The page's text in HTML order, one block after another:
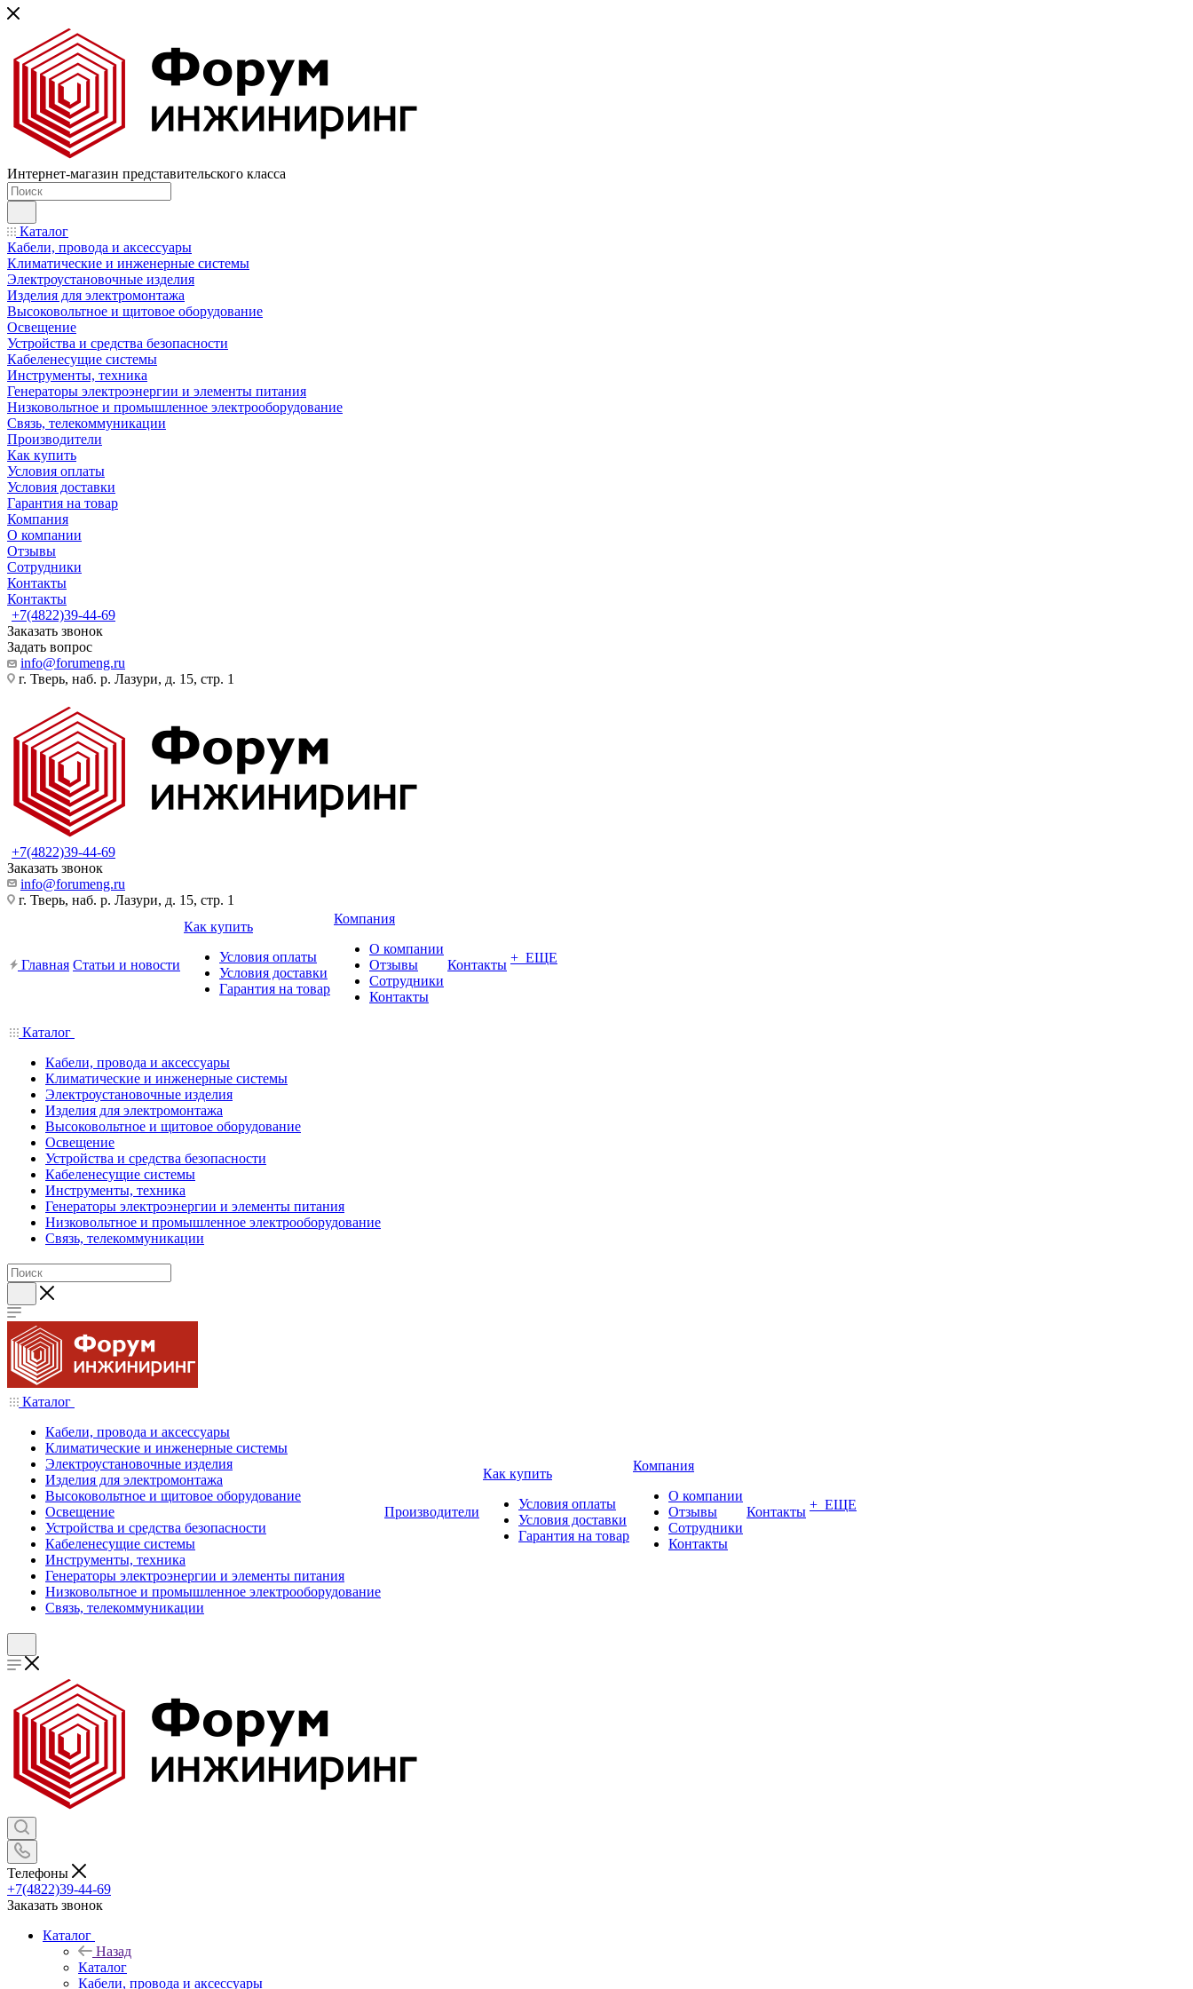
Интернет-магазин представительского класса
Каталог
Кабели, провода и аксессуары
Климатические и инженерные системы
Электроустановочные изделия
Изделия для электромонтажа
Высоковольтное и щитовое оборудование
Освещение
Устройства и средства безопасности
Кабеленесущие системы
Инструменты, техника
Генераторы электроэнергии и элементы питания
Низковольтное и промышленное электрооборудование
Связь, телекоммуникации
Производители
Как купить
Условия оплаты
Условия доставки
Гарантия на товар
Компания
О компании
Отзывы
Сотрудники
Контакты
Контакты
+7(4822)39-44-69
Заказать звонок
Задать вопрос
info@forumeng.ru
г. Тверь, наб. р. Лазури, д. 15, стр. 1
+7(4822)39-44-69
Заказать звонок
info@forumeng.ru
г. Тверь, наб. р. Лазури, д. 15, стр. 1
Главная Статьи и новости
Как купить
Условия оплаты
Условия доставки
Гарантия на товар
Компания
О компании
Отзывы
Сотрудники
Контакты
Контакты + ЕЩЕ
Каталог
Кабели, провода и аксессуары
Климатические и инженерные системы
Электроустановочные изделия
Изделия для электромонтажа
Высоковольтное и щитовое оборудование
Освещение
Устройства и средства безопасности
Кабеленесущие системы
Инструменты, техника
Генераторы электроэнергии и элементы питания
Низковольтное и промышленное электрооборудование
Связь, телекоммуникации
Каталог
Кабели, провода и аксессуары
Климатические и инженерные системы
Электроустановочные изделия
Изделия для электромонтажа
Высоковольтное и щитовое оборудование
Освещение
Устройства и средства безопасности
Кабеленесущие системы
Инструменты, техника
Генераторы электроэнергии и элементы питания
Низковольтное и промышленное электрооборудование
Связь, телекоммуникации
Производители
Как купить
Условия оплаты
Условия доставки
Гарантия на товар
Компания
О компании
Отзывы
Сотрудники
Контакты
Контакты + ЕЩЕ
Телефоны
+7(4822)39-44-69
Заказать звонок
Каталог
Назад
Каталог
Кабели, провода и аксессуары